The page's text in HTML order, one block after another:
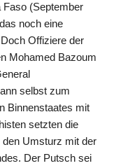
Faso (September
noch eine
Offiziere der
Mohamed Bazoum
selbst zum
Binnenstaates mit
setzten die
den Umsturz mit der
Der Putsch sei